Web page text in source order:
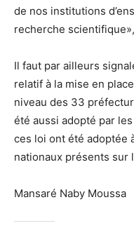
de nos institutions
recherche
Il faut par ailleurs
relatif à la mise en
niveau des 33
été aussi adopté par
ces loi ont été adoptée
nationaux présents sur
Mansaré Naby Moussa